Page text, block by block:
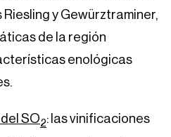
y Gewürztraminer,
de la región
enológicas
SO2: las vinificaciones